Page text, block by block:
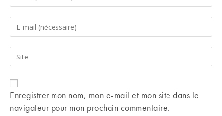
your
name
comment
Enter
your
email
address
comment
Saisir
l’URL
de
votre
Enregistrer mon nom, mon e-mail et mon site dans le
navigateur pour mon prochain commentaire.